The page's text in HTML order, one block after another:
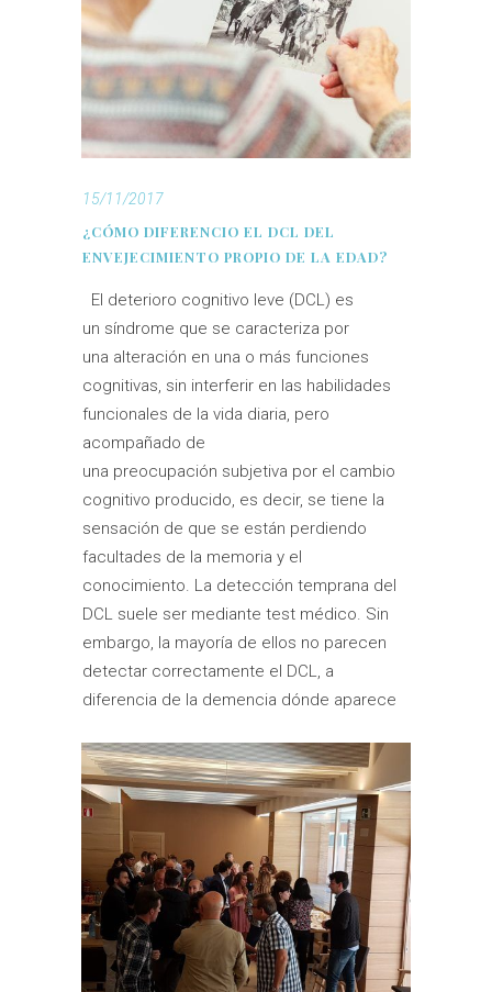
15/11/2017
¿CÓMO DIFERENCIO EL DCL DEL
ENVEJECIMIENTO PROPIO DE LA EDAD?
El deterioro cognitivo leve (DCL) es
un síndrome que se caracteriza por
una alteración en una o más funciones
cognitivas, sin interferir en las habilidades
funcionales de la vida diaria, pero
acompañado de
una preocupación subjetiva por el cambio
cognitivo producido, es decir, se tiene la
sensación de que se están perdiendo
facultades de la memoria y el
conocimiento. La detección temprana del
DCL suele ser mediante test médico. Sin
embargo, la mayoría de ellos no parecen
detectar correctamente el DCL, a
diferencia de la demencia dónde aparece